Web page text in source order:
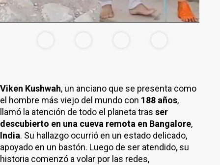
Viken Kushwah, un anciano que se presenta como
el hombre más viejo del mundo con 188 años,
llamó la atención de todo el planeta tras ser
descubierto en una cueva remota en Bangalore,
India. Su hallazgo ocurrió en un estado delicado,
apoyado en un bastón. Luego de ser atendido, su
historia comenzó a volar por las redes,